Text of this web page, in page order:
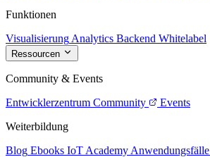
Funktionen
Visualisierung Analytics Backend Whitelabel
Ressourcen
Community & Events
Entwicklerzentrum Community
Events
Weiterbildung
Blog Ebooks IoT Academy Anwendungsfälle